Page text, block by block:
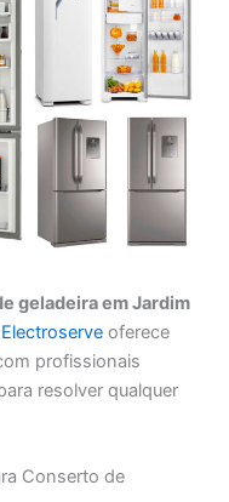
geladeira em Jardim
Electroserve oferece
profissionais
resolver qualquer
Conserto de